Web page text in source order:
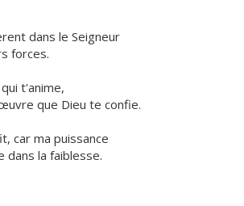
dans le Seigneur
forces.
t'anime,
que Dieu te confie.
car ma puissance
dans la faiblesse.